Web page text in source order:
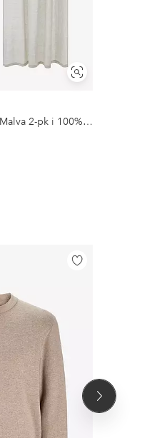
Vis
lignende
Gardin med multibånd Malva 2-pk i 100% lin
Legg
Neste
produkt